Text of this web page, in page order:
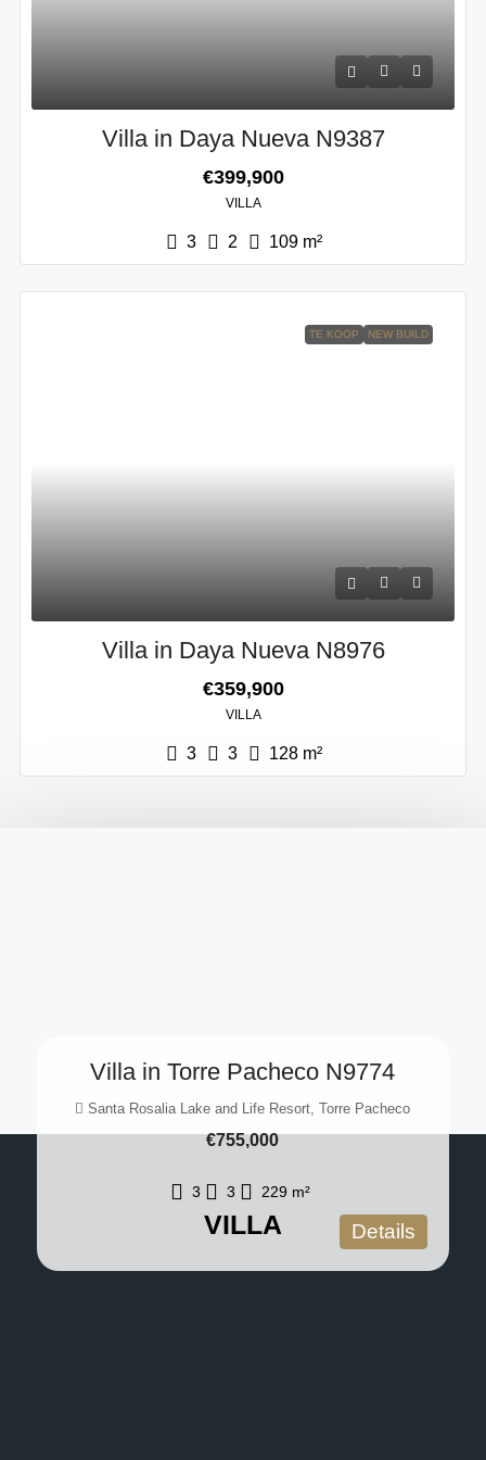
Villa in Daya Nueva N9387
€399,900
VILLA
3 2 109 m²
TE KOOP NEW BUILD
Villa in Daya Nueva N8976
€359,900
VILLA
3 3 128 m²
Villa in Torre Pacheco N9774
Santa Rosalia Lake and Life Resort, Torre Pacheco
€755,000
3 3 229 m²
VILLA Details